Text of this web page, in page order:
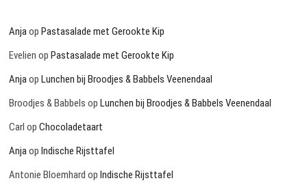
AnjaopPastasalade met Gerookte Kip
Evelien opPastasalade met Gerookte Kip
AnjaopLunchen bij Broodjes & Babbels Veenendaal
Broodjes & Babbels opLunchen bij Broodjes & Babbels Veenendaal
Carl opChocoladetaart
AnjaopIndische Rijsttafel
Antonie Bloemhard opIndische Rijsttafel